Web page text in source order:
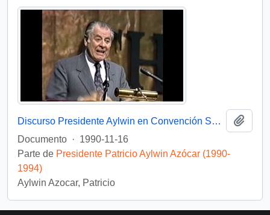
Discurso Presidente Aylwin en Convención Santiago: Video
Documento · 1990-11-16
Parte de Presidente Patricio Aylwin Azócar (1990-
1994)
Aylwin Azocar, Patricio